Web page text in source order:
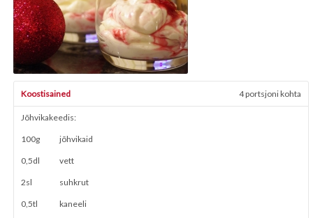
4 portsjoni kohta
Koostisained
Jõhvikakeedis:
100g jõhvikaid
0,5dl vett
2sl suhkrut
0,5tl kaneeli